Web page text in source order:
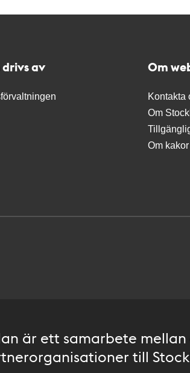
av Om
Kontakta
Om
Om
är ett samarbete
till